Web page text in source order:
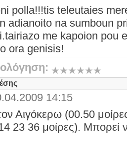
polla!!!tis teleutaies
adianoito na sumboun
me kapoion pou
ora genisis!
14:15
Αιγόκερω (00.50
23 36 μοίρες). Μπορεί